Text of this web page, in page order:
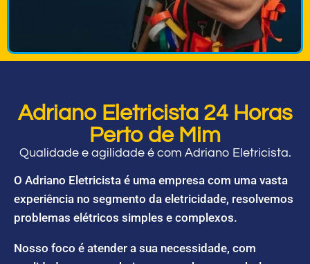
Adriano Eletricista 24 Horas
Perto de Mim
Qualidade e agilidade é com Adriano Eletricista.
O Adriano Eletricista é uma empresa com uma vasta
experiência no segmento da eletricidade, resolvemos
problemas elétricos simples e complexos.
Nosso foco é atender a sua necessidade, com